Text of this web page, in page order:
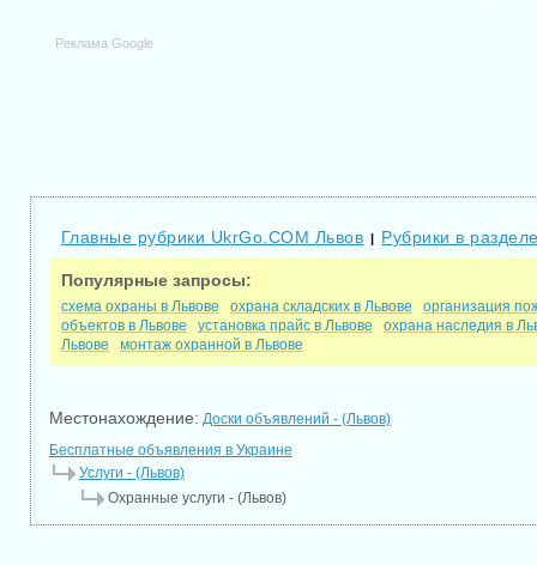
Реклама Google
Главные рубрики UkrGo.COM Львов | Рубрики в
Популярные запросы:
схема охраны в Львове охрана складских в Львове
организация
объектов в Львове
установка прайс в Львове
охрана наследия в
Львове
монтаж охранной в Львове
Местонахождение: Доски объявлений - (Львов)
Бесплатные объявления в Украине
Услуги - (Львов)
Охранные услуги - (Львов)